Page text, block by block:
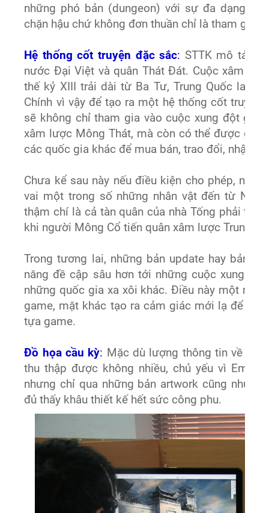
những phó bản (dungeon) với sự đa dạng về
chặn hậu chứ không đơn thuần chỉ là tham gia
Hệ thống cốt truyện đặc sắc: STTK mô tả
nước Đại Việt và quân Thát Đát. Cuộc xâm
thế kỷ XIII trải dài từ Ba Tư, Trung Quốc lan
Chính vì vậy để tạo ra một hệ thống cốt
sẽ không chỉ tham gia vào cuộc xung đột
xâm lược Mông Thát, mà còn có thể được gặp
các quốc gia khác để mua bán, trao đổi, nhận
Chưa kể sau này nếu điều kiện cho phép,
vai một trong số những nhân vật đến từ Nhật
thậm chí là cả tàn quân của nhà Tống phải
khi người Mông Cổ tiến quân xâm lược Trung
Trong tương lai, những bản update hay bản
năng đề cập sâu hơn tới những cuộc xung
những quốc gia xa xôi khác. Điều này một mặt
game, mặt khác tạo ra cảm giác mới lạ để
tựa game.
Đồ họa cầu kỳ: Mặc dù lượng thông tin về đồ
thu thập được không nhiều, chủ yếu vì
nhưng chỉ qua những bản artwork cũng như
đủ thấy khâu thiết kế hết sức công phu.